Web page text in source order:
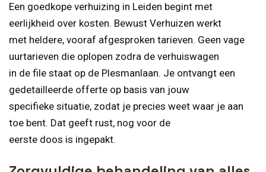
Een goedkope verhuizing in Leiden begint met
eerlijkheid over kosten. Bewust Verhuizen werkt
met heldere, vooraf afgesproken tarieven. Geen vage
uurtarieven die oplopen zodra de verhuiswagen
in de file staat op de Plesmanlaan. Je ontvangt een
gedetailleerde offerte op basis van jouw
specifieke situatie, zodat je precies weet waar je aan
toe bent. Dat geeft rust, nog voor de
eerste doos is ingepakt.